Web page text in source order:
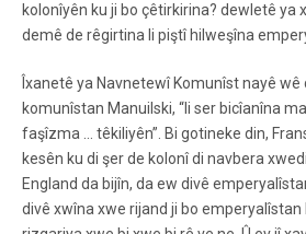
kolonîyên ku ji bo çêtirkirina? dewletê ya
demê de rêgirtina li piştî hilweşîna
Îxanetê ya Navnetewî Komunîst nayê wê
komunîstan Manuilski, “li ser bicîanîna
faşîzma … têkiliyên”. Bi gotineke din,
kesên ku di şer de kolonî di navbera
England da bijîn, da ew divê
divê xwîna xwe rijand ji bo emperyalîstan